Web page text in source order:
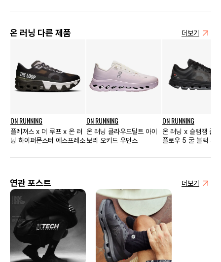
온 러닝 다른 제품 더보기
ON RUNNING
플레져스 x 더 루프 x 온 러
닝 하이퍼몬스터 에스프레소
ON RUNNING
온 러닝 클라우드틸트 아이
보리 오키드 우먼스
ON RUNNING
온 러닝 x 슬램잼 클
플로우 5 굴 블랙 우
연관 포스트 더보기